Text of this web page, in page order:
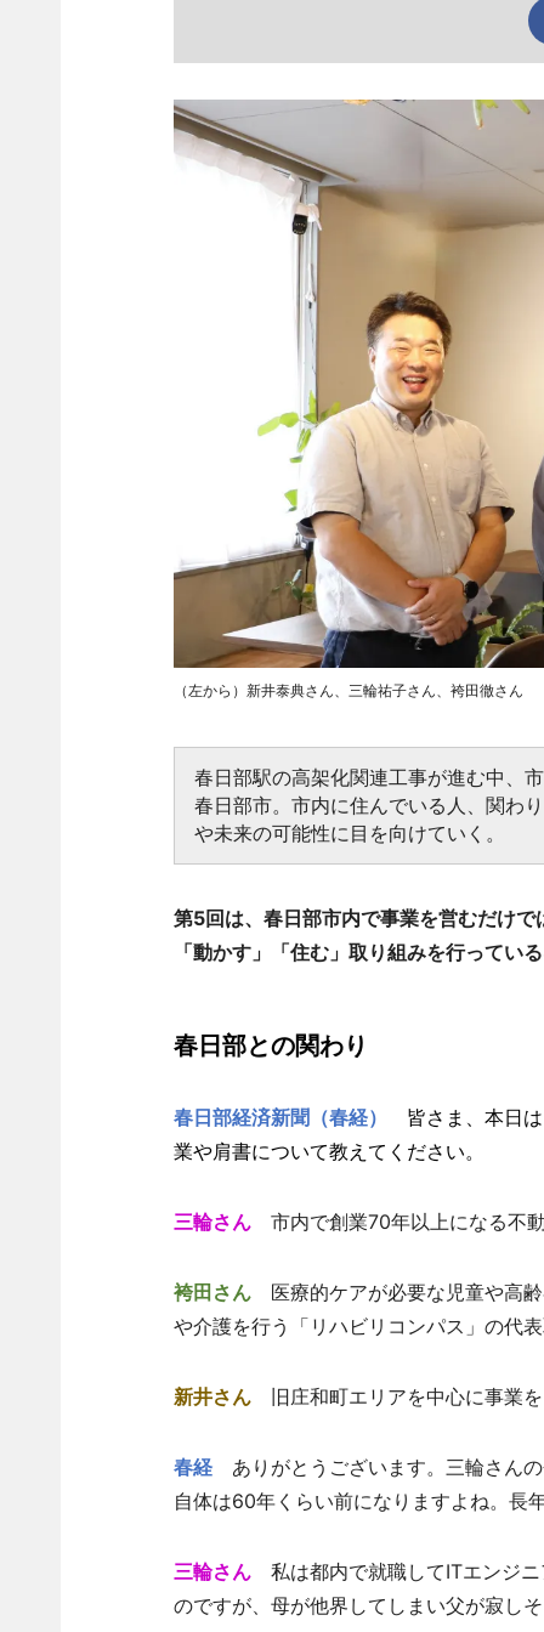
（左から）新井泰典さん、三輪祐子さん、袴田徹さん
春日部駅の高架化関連工事が進む中、
春日部市。市内に住んでいる人、関わ
や未来の可能性に目を向けていく。
第5回は、春日部市内で事業を営むだけ
「動かす」「住む」取り組みを行ってい
春日部との関わり
春日部経済新聞（春経）
皆さま、本日
業や肩書について教えてください。
三輪さん市内で創業70年以上になる不
袴田さん医療的ケアが必要な児童や高齢
や介護を行う「リハビリコンパス」の代
新井さん旧庄和町エリアを中心に事業を
春経ありがとうございます。三輪さんの
自体は60年くらい前になりますよね。長
三輪さん私は都内で就職してITエンジニ
のですが、母が他界してしまい父が寂し